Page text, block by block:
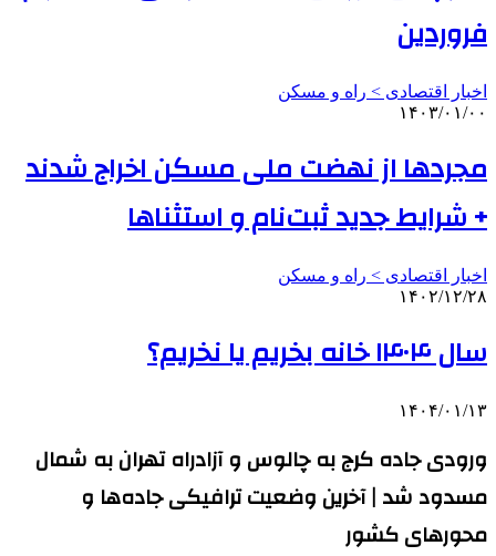
فروردین
اخبار اقتصادی > راه و مسکن
۱۴۰۳/۰۱/۰۰
مجردها از نهضت‌ ملی مسکن اخراج شدند
+ شرایط جدید ثبت‌نام و استثناها
اخبار اقتصادی > راه و مسکن
۱۴۰۲/۱۲/۲۸
سال ۱۴۰۴ خانه بخریم یا نخریم؟
۱۴۰۴/۰۱/۱۳
ورودی جاده کرج به چالوس و آزادراه تهران به شمال
مسدود شد |‌ آخرین وضعیت ترافیکی جاده‌ها و
محورهای کشور